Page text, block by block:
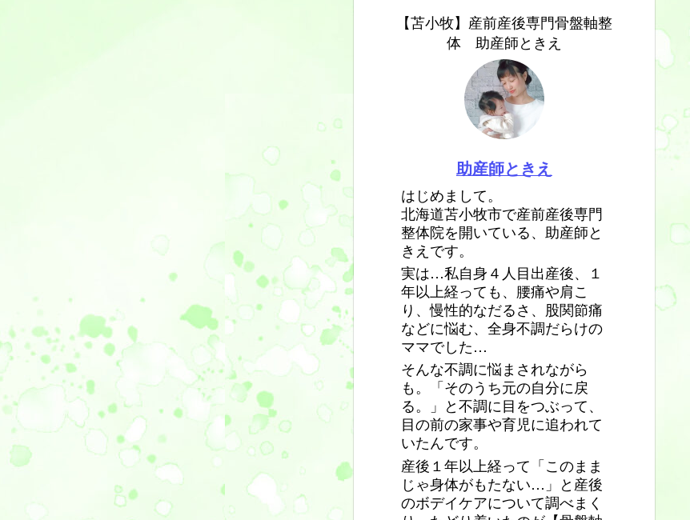
【苫小牧】産前産後専門骨盤軸整
体 助産師ときえ
助産師ときえ
はじめまして。
北海道苫小牧市で産前産後専門
整体院を開いている、助産師と
きえです。
実は…私自身４人目出産後、１
年以上経っても、腰痛や肩こ
り、慢性的なだるさ、股関節痛
などに悩む、全身不調だらけの
ママでした…
そんな不調に悩まされながら
も。「そのうち元の自分に戻
る。」と不調に目をつぶって、
目の前の家事や育児に追われて
いたんです。
産後１年以上経って「このまま
じゃ身体がもたない…」と産後
のボデイケアについて調べまく